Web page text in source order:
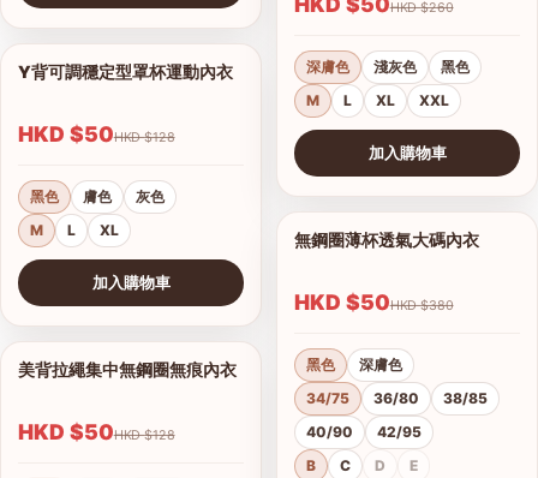
1/6
查看圖片
Y背可調穩定型罩杯運動內衣
HKD $50 HKD $128
黑色 膚色
灰色
M
L XL
加入購物車
1/7
查看圖片
美背拉繩集中無鋼圈無痕內衣
HKD $50 HKD $128
HKD $260
深膚色 淺灰色
黑色
M
L XL XXL
加入購物車
查看圖片
無鋼圈薄杯透氣大碼內衣
HKD $50 HKD $380
黑色
深膚色
34/75
36/80
38/85
40/90
42/95
B
C D E